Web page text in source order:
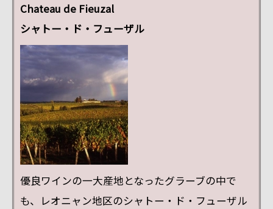
Chateau de Fieuzal
シャトー・ド・フューザル
優良ワインの一大産地となったグラーブの中で
も、レオニャン地区のシャトー・ド・フューザル